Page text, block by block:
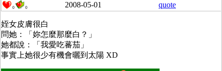
0 0 2008-05-01 quote
姪女皮膚很白
問她：「妳怎麼那麼白？」
她都說：「我愛吃蕃茄」
事實上她很少有機會曬到太陽 XD